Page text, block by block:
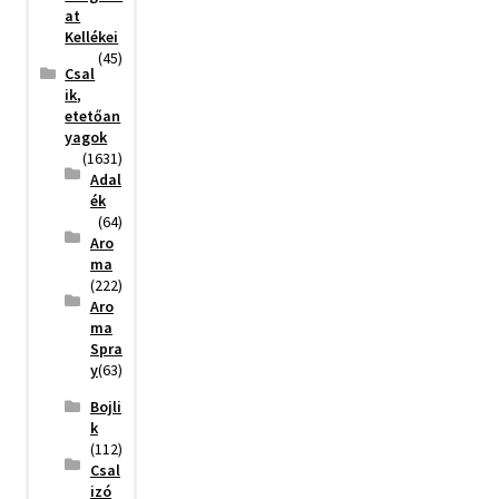
at
Kellékei
(45)
Csal
ik,
etetőan
yagok
(1631)
Adal
ék
(64)
Aro
ma
(222)
Aro
ma
Spra
y(63)
Bojli
k
(112)
Csal
izó